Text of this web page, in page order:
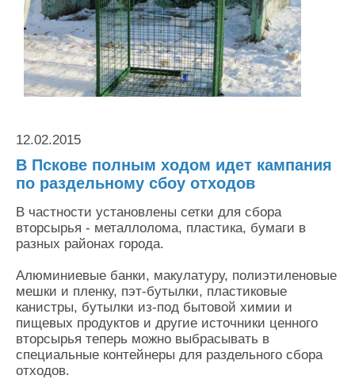
Контакты
Оставить заявку
12.02.2015
В Пскове полным ходом идет кампания
по раздельному сбоу отходов
В частности установлены сетки для сбора
вторсырья - металлолома, пластика, бумаги в
разных районах города.
Алюминиевые банки, макулатуру, полиэтиленовые
мешки и пленку, пэт-бутылки, пластиковые
канистры, бутылки из-под бытовой химии и
пищевых продуктов и другие источники ценного
вторсырья теперь можно выбрасывать в
специальные контейнеры для раздельного сбора
отходов.